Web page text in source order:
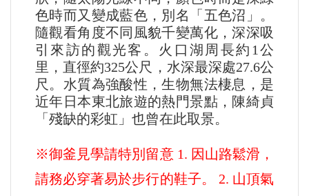
色時而又變成藍色，別名「五色沼」。
隨觀看角度不同風貌千變萬化，深深吸
引來訪的觀光客。火口湖周長約1公
里，直徑約325公尺，水深最深處27.6公
尺。水質為強酸性，生物無法棲息，是
近年日本東北旅遊的熱門景點，陳綺貞
「殘缺的彩虹」也曾在此取景。
※御釜見學請特別留意 1. 因山路鬆滑，
請務必穿著易於步行的鞋子。 2. 山頂氣